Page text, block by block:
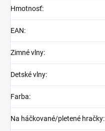
Hmotnosť:
EAN:
Zimné vlny:
Detské vlny:
Farba:
Na háčkované/pletené hračky: